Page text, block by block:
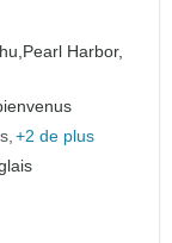
Pearl Harbor,
+2 de plus